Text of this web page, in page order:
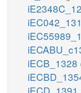
iECB_1328
iECD_1391